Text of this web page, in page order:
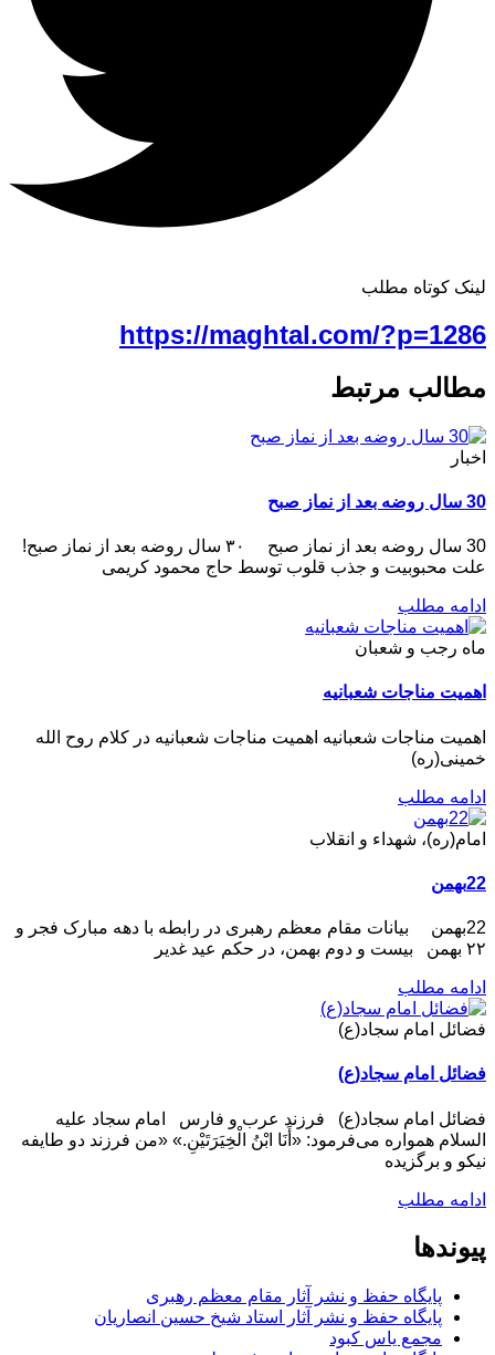
لینک کوتاه مطلب
https://maghtal.com/?p=1286
مطالب مرتبط
اخبار
30 سال روضه بعد از نماز صبح
30 سال روضه بعد از نماز صبح ۳۰ سال روضه بعد از نماز صبح!
علت محبوبیت و جذب قلوب توسط حاج محمود کریمی
ادامه مطلب
ماه رجب و شعبان
اهمیت مناجات شعبانیه
اهمیت مناجات شعبانیه اهمیت مناجات شعبانیه در کلام روح الله
خمینی(ره)
ادامه مطلب
امام(ره)، شهداء و انقلاب
22بهمن
22بهمن بیانات مقام معظم رهبری در رابطه با دهه مبارک فجر و
۲۲ بهمن بیست و دوم بهمن، در حکم عید غدیر
ادامه مطلب
فضائل امام سجاد(ع)
فضائل امام سجاد(ع)
فضائل امام سجاد(ع) فرزند عرب و فارس امام سجاد علیه
السلام همواره می‌فرمود: «أَنَا ابْنُ الْخِیَرَتَیْنِ.» «من فرزند دو طایفه
نیکو و برگزیده
ادامه مطلب
پیوندها
پایگاه حفظ و نشر آثار مقام معظم رهبری
پایگاه حفظ و نشر آثار استاد شیخ حسین انصاریان
مجمع یاس کبود